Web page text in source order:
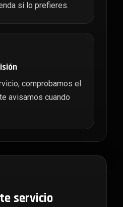
si lo prefieres.
comprobamos el
avisamos cuando
servicio